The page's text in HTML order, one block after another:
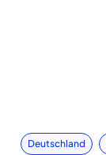
Deutschland